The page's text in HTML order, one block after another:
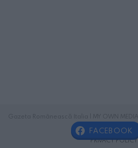
riservati.
PRIVACY POLICY
FACEBOOK